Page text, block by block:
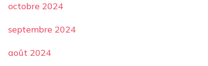
octobre 2024
septembre 2024
août 2024